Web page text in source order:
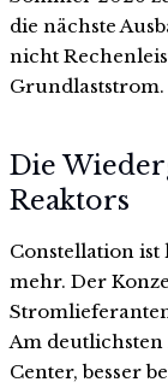
die nächste
nicht
Die
Reaktors
Constellation ist
mehr. Der
Am deutlichsten
Center, besser